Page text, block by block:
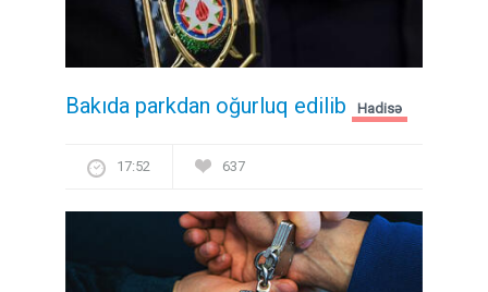
Bakıda parkdan oğurluq edilib Hadisə
17:52 637